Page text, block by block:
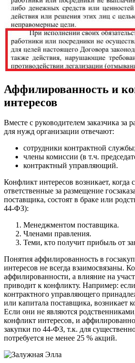
Аффилированность и
интересов
Вместе с руководителем заказчика за
для нужд организации отвечают:
сотрудники контрактной
члены комиссии (в т.ч.
контрактный управляющий.
Конфликт интересов возникает, когда
ответственные за размещение
поставщика, состоят в браке или
44-ФЗ):
Менеджментом поставщика.
Членами правления.
Теми, кто получит прибыль от
Понятия аффилированность в
интересов не всегда взаимосвязаны.
аффилированности, а влияние на
приводит к конфликту. Например:
контрактного управляющего
или капитала поставщика, возникает
Если они не являются
конфликт интересов, и
закупки по 44-ФЗ, т.к. для
потребуется не менее 25 % акций.